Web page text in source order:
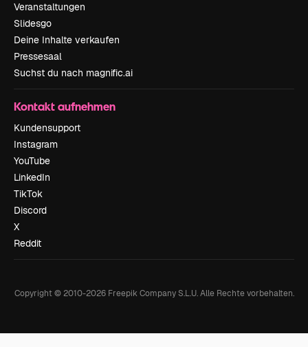
Veranstaltungen
Slidesgo
Deine Inhalte verkaufen
Pressesaal
Suchst du nach magnific.ai
Kontakt aufnehmen
Kundensupport
Instagram
YouTube
LinkedIn
TikTok
Discord
X
Reddit
Copyright © 2010-2026Freepik Company S.L.U. Alle Rechte vorbehalten.